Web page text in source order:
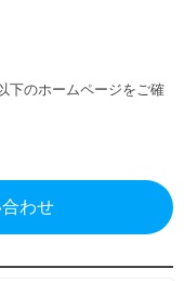
下のホームページをご確
わせ